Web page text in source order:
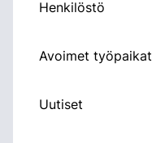
Henkilöstö
Avoimet työpaikat
Uutiset